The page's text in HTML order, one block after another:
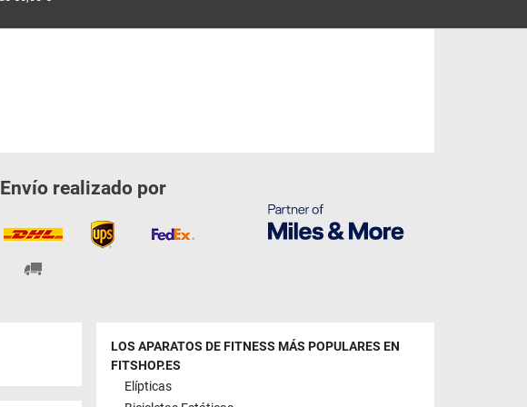
Envío realizado por
LOS APARATOS DE FITNESS MÁS POPULARES EN
FITSHOP.ES
Elípticas